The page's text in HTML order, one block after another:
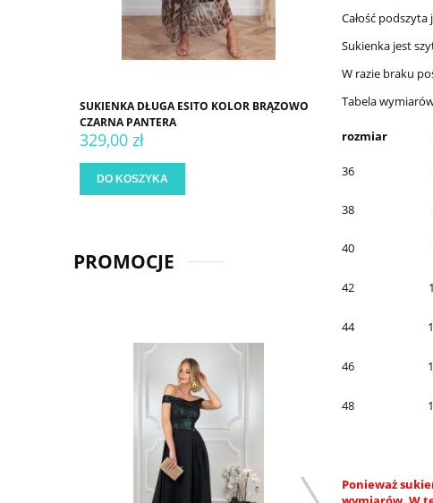
SUKIENKA DŁUGA ESITO KOLOR BRĄZOWO
CZARNA PANTERA
329,00 zł
DO KOSZYKA
PROMOCJE
Całość
Sukienka jest
W razie braku
Tabela
rozmiar
36
38
40
42
44
46
48
Ponieważ